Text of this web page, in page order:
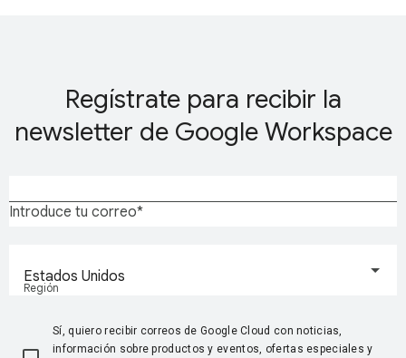
Regístrate para recibir la
newsletter de Google Workspace
Introduce tu correo
Región
Estados Unidos
Sí, quiero recibir correos de Google Cloud con noticias,
información sobre productos y eventos, ofertas especiales y